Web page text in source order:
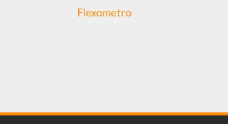
Flexometro